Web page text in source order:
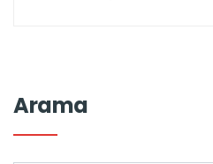
Arama